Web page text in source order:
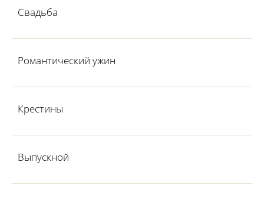
Свадьба
Романтический ужин
Крестины
Выпускной